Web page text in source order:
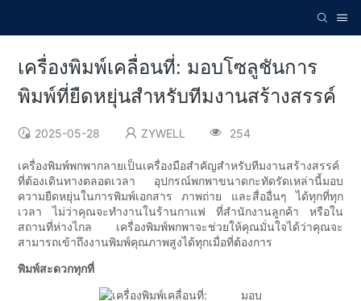
เครื่องพิมพ์เคลื่อนที่: มอบโซลูชันการ
พิมพ์ที่ยืดหยุ่นสำหรับทีมงานสร้างสรรค์
2025-05-28 ZYWELL 254
เครื่องพิมพ์พกพากลายเป็นเครื่องมือสำคัญสำหรับทีมงานสร้างสรรค์
ที่ต้องเดินทางตลอดเวลา อุปกรณ์พกพาขนาดกะทัดรัดเหล่านี้มอบ
ความยืดหยุ่นในการพิมพ์เอกสาร ภาพถ่าย และสื่ออื่นๆ ได้ทุกที่ทุก
เวลา ไม่ว่าคุณจะทำงานในร้านกาแฟ ที่สำนักงานลูกค้า หรือใน
สถานที่ห่างไกล เครื่องพิมพ์พกพาจะช่วยให้คุณมั่นใจได้ว่าคุณจะ
สามารถเข้าถึงงานพิมพ์คุณภาพสูงได้ทุกเมื่อที่ต้องการ
พิมพ์สะดวกทุกที่